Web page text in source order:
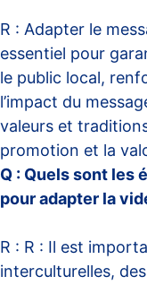
R : Adapter le
essentiel pour
le public local,
l’impact du
valeurs et
promotion et la
Q : Quels sont les
pour adapter la
R : R : Il est
interculturelles,